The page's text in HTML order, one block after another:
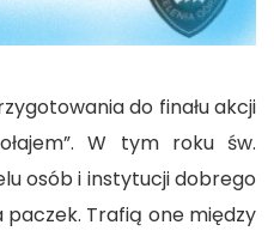
do finału akcji
W tym roku św.
osób i instytucji dobrego
paczek. Trafią one między